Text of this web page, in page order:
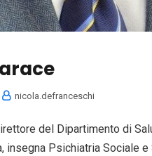
nicola.defranceschi
del Dipartimento di
insegna Psichiatria Sociale